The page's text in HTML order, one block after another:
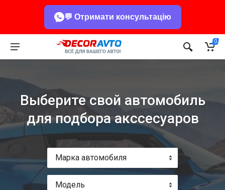
💬 Отримати консультацію
0
Выберите свой автомобиль
для подбора акссесуаров
Марка автомобиля
Модель